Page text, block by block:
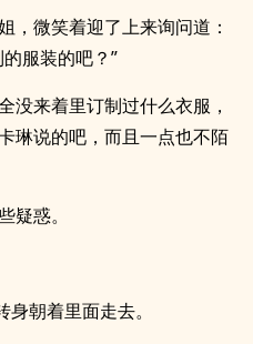
，微笑着迎了上来询问道：
服装的吧？”
没来着里订制过什么衣服，
琳说的吧，而且一点也不陌
疑惑。
朝着里面走去。